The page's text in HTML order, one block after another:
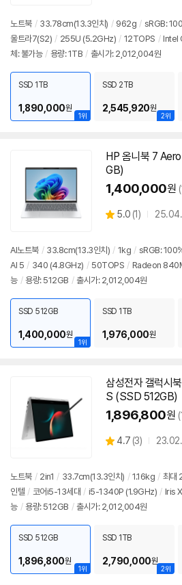
노트북 / 33.78cm(13.3인치) / 962g / sRGB:
울트라7(S2) / 255U (5.2GHz) / 12TOPS / Intel
체: 불가능 / 용량: 1TB / 출시가: 2,012,004원
1위
SSD 1TB
1,890,000원
2위
SSD 2TB
2,545,920원
HP 옴니북 7
GB)
1,400,000원
별
5.0 (상
1) 25.04.
AI노트북 / 33.8cm(13.3인치 ) / 1kg / sRGB:
AI 5 / 340 (4.8GHz) / 50TOPS / Radeon
능 / 용량: 512GB / 출시가: 2,012,004원
1위
SSD 512GB
1,400,000원
SSD 1TB
1,976,000원
삼성전자 갤럭시
S (SSD 512GB)
1,896,800원
별
4.7 (상
3)
노트북 / 2in1 / 33.7cm(13.3인치) / 1.16kg / 최대
인텔 / 코어i5-13세대 / i5-1340P (1.9GHz) / Iris
능 / 용량: 512GB / 출시가: 2,012,004원
1위
SSD 512GB
1,896,800원
2위
SSD 1TB
2,790,000원